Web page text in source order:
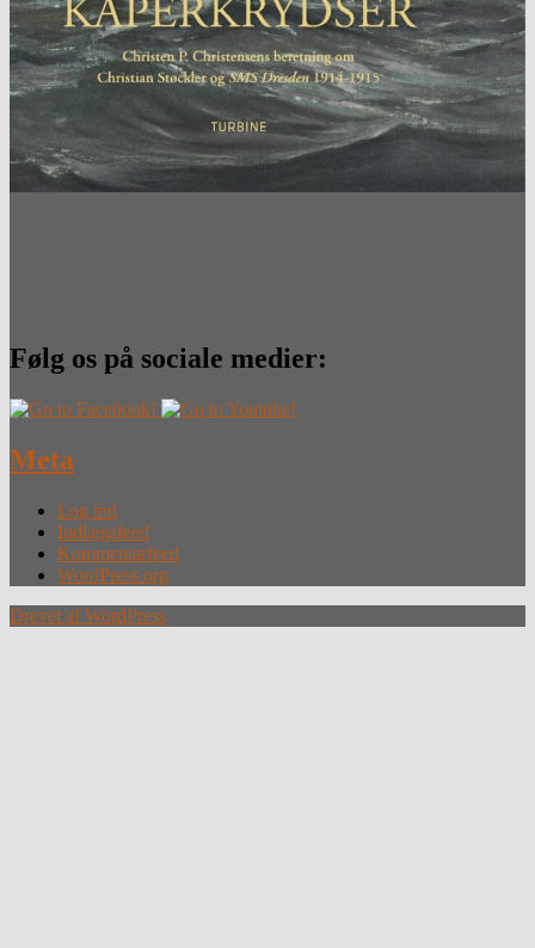
Følg os på sociale medier:
Meta
Log ind
Indlægsfeed
Kommentarfeed
WordPress.org
Drevet af WordPress